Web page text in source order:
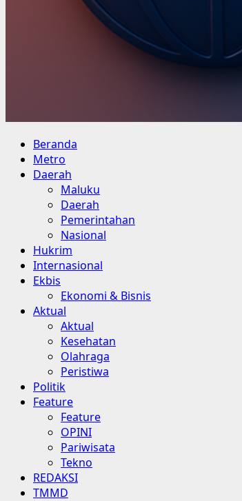
Primary
Menu
Beranda
Metro
Daerah
Maluku
Daerah
Pemerintahan
Nasional
Hukrim
Internasional
Ekbis
Ekonomi & Bisnis
Aktual
Aktual
Kesehatan
Olahraga
Peristiwa
Politik
Feature
Feature
OPINI
Pariwisata
Tekno
REDAKSI
TMMD